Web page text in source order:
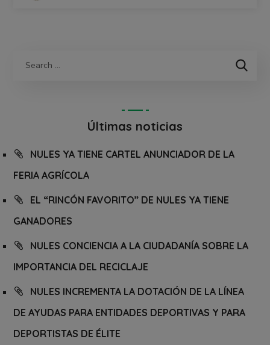
Últimas noticias
NULES YA TIENE CARTEL ANUNCIADOR DE LA
FERIA AGRÍCOLA
EL “RINCÓN FAVORITO” DE NULES YA TIENE
GANADORES
NULES CONCIENCIA A LA CIUDADANÍA SOBRE LA
IMPORTANCIA DEL RECICLAJE
NULES INCREMENTA LA DOTACIÓN DE LA LÍNEA
DE AYUDAS PARA ENTIDADES DEPORTIVAS Y PARA
DEPORTISTAS DE ÉLITE